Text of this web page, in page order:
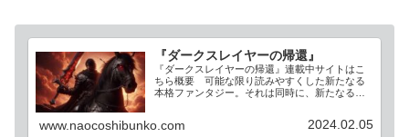
『ダークスレイヤーの帰還』
『ダークスレイヤーの帰還』連載中サイトはこ
ちら概要 可能な限り読みやすくした新たなる
本格ファンタジー。それは同時に、新たなる神
ていく人物たちの物語はしかし、…
www.naocoshibunko.com 2024.02.05